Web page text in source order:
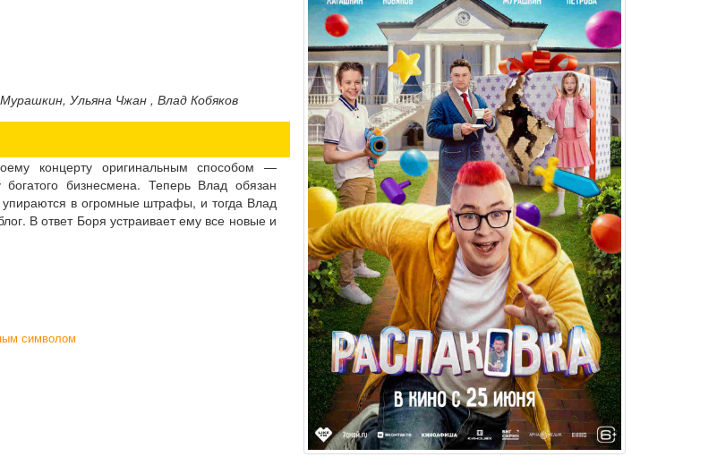
Ульяна Чжан , Влад Кобяков
концерту оригинальным способом —
бизнесмена. Теперь Влад обязан
в огромные штрафы, и тогда Влад
В ответ Боря устраивает ему все новые и
символом